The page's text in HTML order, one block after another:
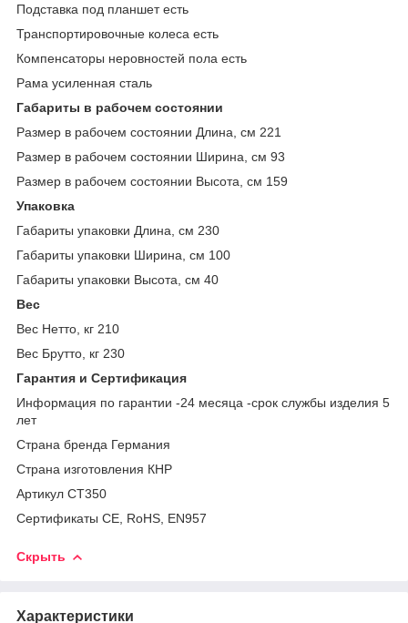
Подставка под планшет есть
Транспортировочные колеса есть
Компенсаторы неровностей пола есть
Рама усиленная сталь
Габариты в рабочем состоянии
Размер в рабочем состоянии Длина, см 221
Размер в рабочем состоянии Ширина, см 93
Размер в рабочем состоянии Высота, см 159
Упаковка
Габариты упаковки Длина, см 230
Габариты упаковки Ширина, см 100
Габариты упаковки Высота, см 40
Вес
Вес Нетто, кг 210
Вес Брутто, кг 230
Гарантия и Сертификация
Информация по гарантии -24 месяца -срок службы изделия 5
лет
Страна бренда Германия
Страна изготовления КНР
Артикул CT350
Сертификаты CE, RoHS, EN957
Скрыть
Характеристики